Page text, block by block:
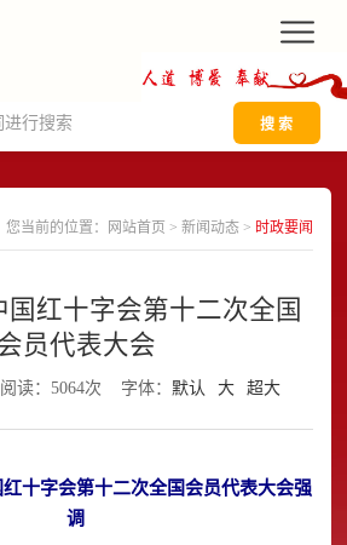
搜 索
您当前的位置： 网站首页 > 新闻动态> 时政要闻
国红十字会第十二次全国
员代表大会
阅读：5064次 字体：默认 大 超大
十字会第十二次全国会员代表大会强
调